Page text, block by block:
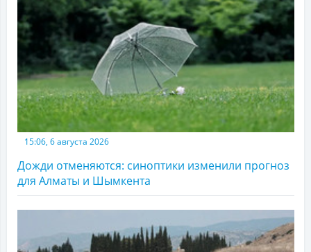
15:06, 6 августа 2026
Дожди отменяются: синоптики изменили прогноз
для Алматы и Шымкента